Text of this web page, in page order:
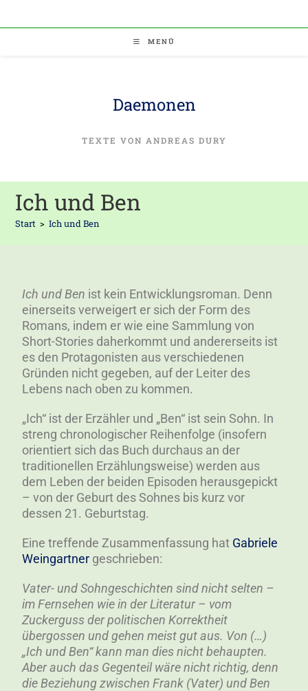
MENÜ
Daemonen
TEXTE VON ANDREAS DURY
Ich und Ben
Start > Ich und Ben
Ich und Ben ist kein Entwicklungsroman. Denn
einerseits verweigert er sich der Form des
Romans, indem er wie eine Sammlung von
Short-Stories daherkommt und andererseits ist
es den Protagonisten aus verschiedenen
Gründen nicht gegeben, auf der Leiter des
Lebens nach oben zu kommen.
„Ich“ ist der Erzähler und „Ben“ ist sein Sohn. In
streng chronologischer Reihenfolge (insofern
orientiert sich das Buch durchaus an der
traditionellen Erzählungsweise) werden aus
dem Leben der beiden Episoden herausgepickt
– von der Geburt des Sohnes bis kurz vor
dessen 21. Geburtstag.
Eine treffende Zusammenfassung hat Gabriele
Weingartner geschrieben:
Vater- und Sohngeschichten sind nicht selten –
im Fernsehen wie in der Literatur – vom
Zuckerguss der politischen Korrektheit
übergossen und gehen meist gut aus. Von (…)
„Ich und Ben“ kann man dies nicht behaupten.
Aber auch das Gegenteil wäre nicht richtig, denn
die Beziehung zwischen Frank (Vater) und Ben